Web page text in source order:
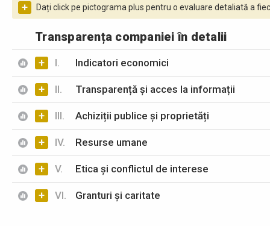
+ Dați click pe pictograma plus pentru o evaluare detaliată a
Transparența companiei în detalii
+ I. Indicatori economici
+ II. Transparență și acces la informații
+ III. Achiziții publice și proprietăți
+ IV. Resurse umane
+ V. Etica și conflictul de interese
+ VI. Granturi și caritate